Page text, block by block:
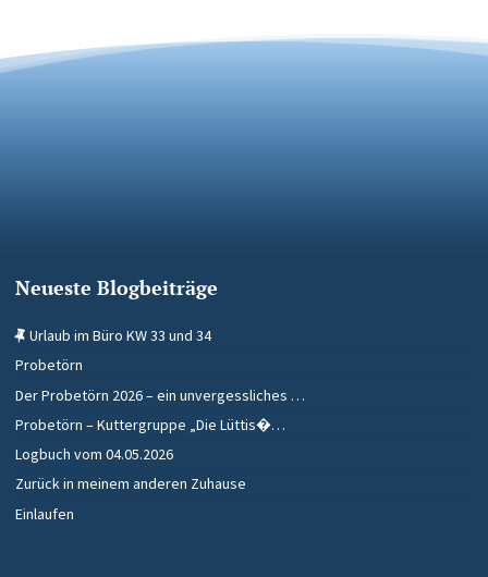
Neueste Blogbeiträge
Urlaub im Büro KW 33 und 34
Probetörn
Der Probetörn 2026 – ein unvergessliches …
Probetörn – Kuttergruppe „Die Lüttis�…
Logbuch vom 04.05.2026
Zurück in meinem anderen Zuhause
Einlaufen